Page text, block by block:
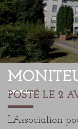
POSTÉ LE 2
L’Association